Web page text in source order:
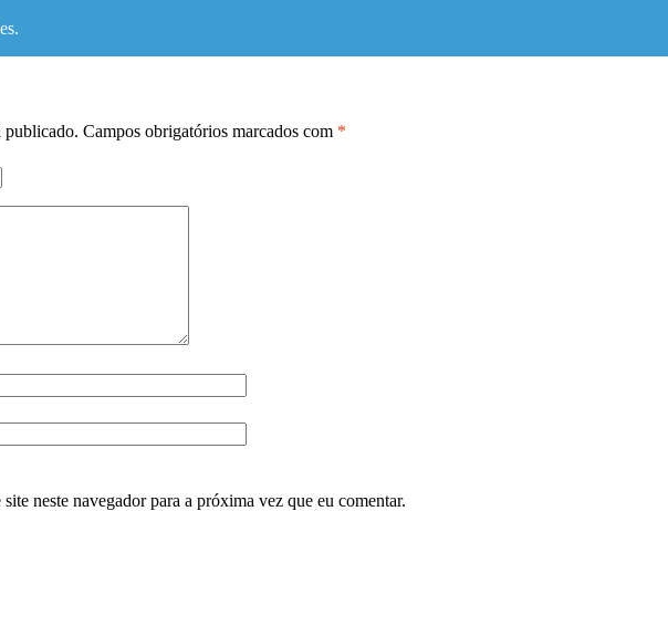
publicado. Campos obrigatórios marcados com *
neste navegador para a próxima vez que eu comentar.